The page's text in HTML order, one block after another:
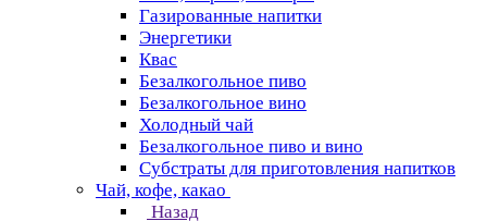
Газированные напитки
Энергетики
Квас
Безалкогольное пиво
Безалкогольное вино
Холодный чай
Безалкогольное пиво и вино
Субстраты для приготовления напитков
Чай, кофе, какао
Назад